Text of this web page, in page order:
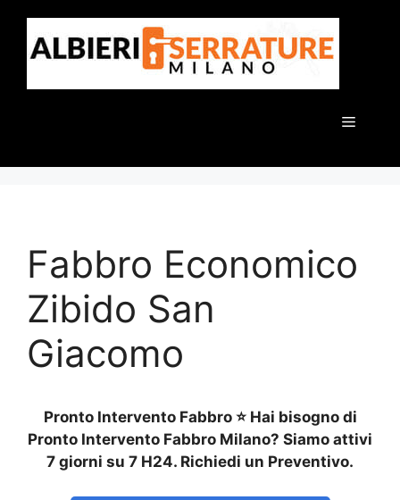
contenuto
Menu
Fabbro Economico
Zibido San
Giacomo
Pronto Intervento Fabbro ⭐ Hai bisogno di
Pronto Intervento Fabbro Milano? Siamo attivi
7 giorni su 7 H24. Richiedi un Preventivo.